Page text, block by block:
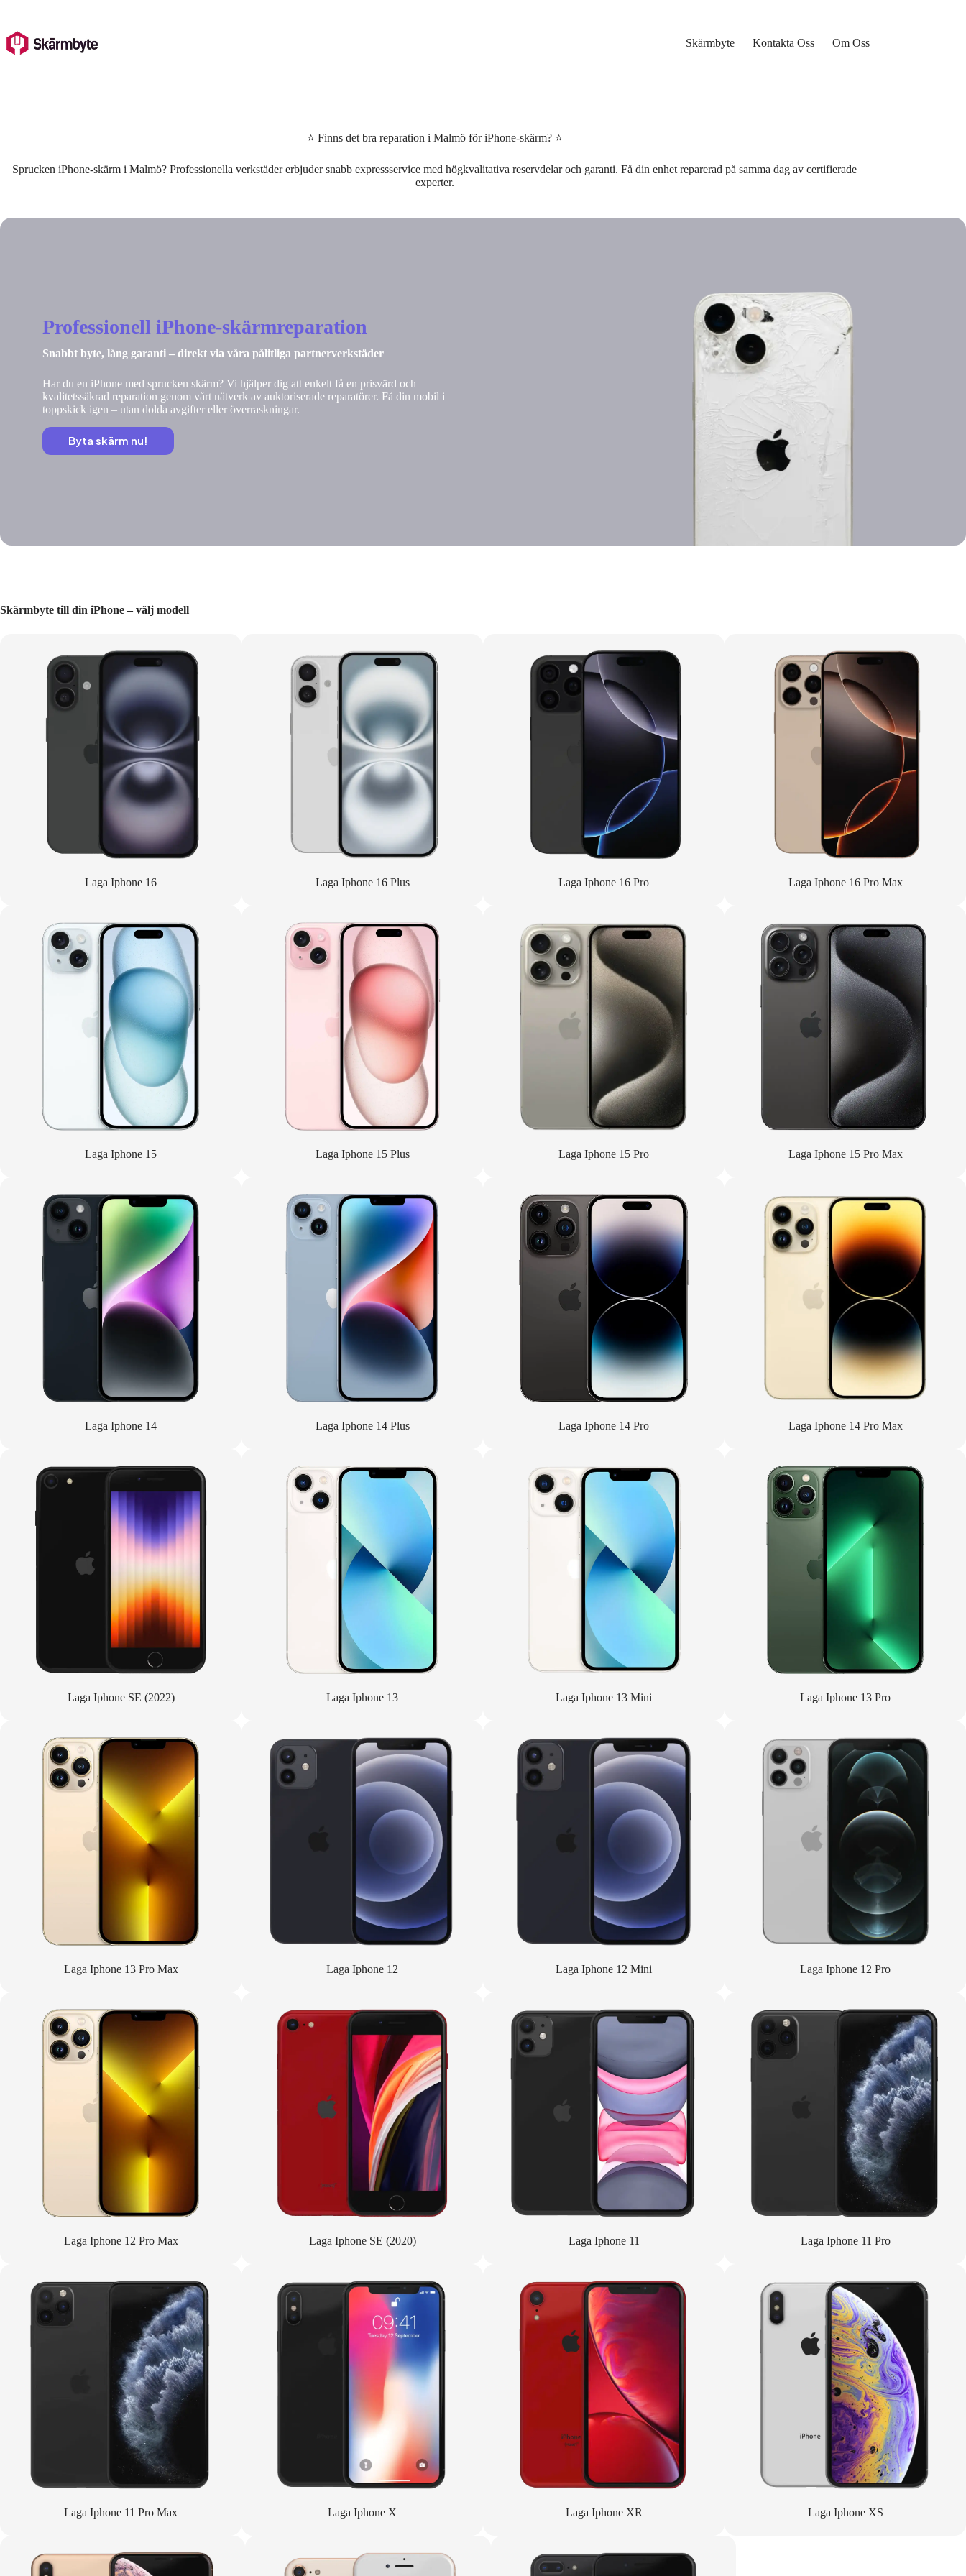
content
Skärmbyte
Kontakta Oss Om Oss
⭐ Finns det bra reparation i Malmö för iPhone-skärm? ⭐
Sprucken iPhone-skärm i Malmö? Professionella verkstäder erbjuder snabb expressservice med högkvalitativa reservdelar och garanti. Få din enhet reparerad på samma dag av certifierade
experter.
Professionell iPhone-skärmreparation
Snabbt byte, lång garanti – direkt via våra pålitliga partnerverkstäder
Har du en iPhone med sprucken skärm? Vi hjälper dig att enkelt få en prisvärd och
kvalitetssäkrad reparation genom vårt nätverk av auktoriserade reparatörer. Få din mobil i
toppskick igen – utan dolda avgifter eller överraskningar.
Byta skärm nu!
Skärmbyte till din iPhone – välj modell
Laga Iphone 16 Laga Iphone 16 Plus Laga Iphone 16 Pro Laga Iphone 16 Pro Max
Laga Iphone 15 Laga Iphone 15 Plus Laga Iphone 15 Pro Laga Iphone 15 Pro Max
Laga Iphone 14 Laga Iphone 14 Plus Laga Iphone 14 Pro Laga Iphone 14 Pro Max
Laga Iphone SE (2022) Laga Iphone 13 Laga Iphone 13 Mini Laga Iphone 13 Pro
Laga Iphone 13 Pro Max Laga Iphone 12 Laga Iphone 12 Mini Laga Iphone 12 Pro
Laga Iphone 12 Pro Max Laga Iphone SE (2020) Laga Iphone 11 Laga Iphone 11 Pro
Laga Iphone 11 Pro Max Laga Iphone X Laga Iphone XR Laga Iphone XS